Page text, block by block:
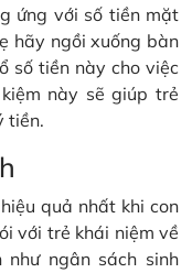
ứng với số tiền mặt
hãy ngồi xuống bàn
số tiền này cho việc
này sẽ giúp trẻ
tiền.
quả nhất khi con
với trẻ khái niệm về
ngân sách sinh